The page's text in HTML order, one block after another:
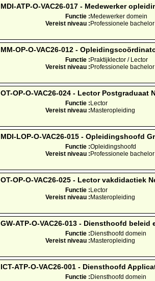
MDI-ATP-O-VAC26-017 - Medewerker
Functie : Medewerker domein
Vereist niveau : Professionele bachelor
MM-OP-O-VAC26-012 -
Functie : Praktijklector / Lector
Vereist niveau : Professionele bachelor
OT-OP-O-VAC26-024 - Lector Postgraduaat
Functie : Lector
Vereist niveau : Masteropleiding
MDI-LOP-O-VAC26-015 - Opleidingshoofd
Functie :Opleidingshoofd
Vereist niveau : Professionele bachelor
OT-OP-O-VAC26-025 - Lector vakdidactiek
Functie : Lector
Vereist niveau : Masteropleiding
GW-ATP-O-VAC26-013 - Diensthoofd beleid
Functie : Diensthoofd domein
Vereist niveau : Masteropleiding
ICT-ATP-O-VAC26-001 - Diensthoofd
Functie : Diensthoofd domein